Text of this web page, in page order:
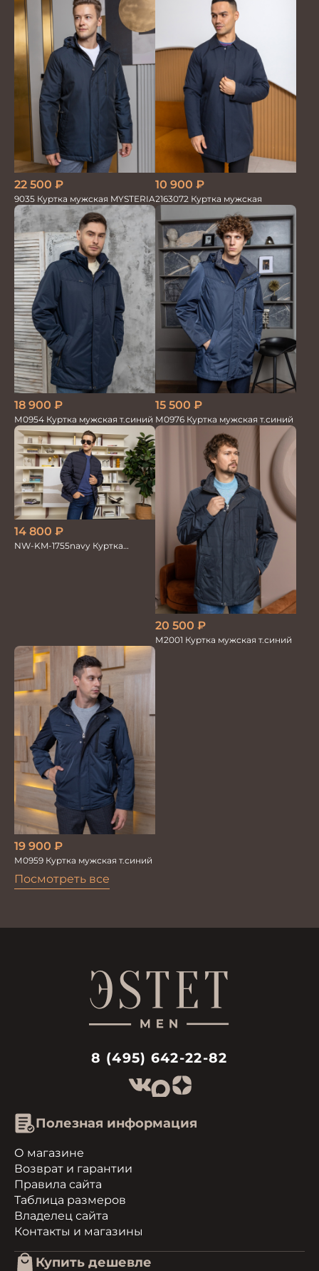
Посмотреть все
22 500 ₽
9035 Куртка мужская MYSTERIA
10 900 ₽
2163072 Куртка мужская
18 900 ₽
М0954 Куртка мужская т.синий
15 500 ₽
М0976 Куртка мужская т.синий
14 800 ₽
NW-KM-1755navy Куртка
20 500 ₽
М2001 Куртка мужская т.синий
19 900 ₽
М0959 Куртка мужская т.синий
8 (495) 642-22-82
Полезная информация
О магазине
Возврат и гарантии
Правила сайта
Таблица размеров
Владелец сайта
Контакты и магазины
Купить дешевле